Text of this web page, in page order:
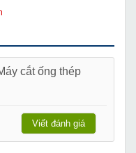
cắt ống thép
Viết đánh giá